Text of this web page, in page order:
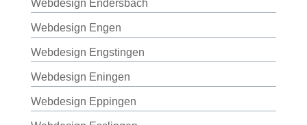
Webdesign Endersbach
Webdesign Engen
Webdesign Engstingen
Webdesign Eningen
Webdesign Eppingen